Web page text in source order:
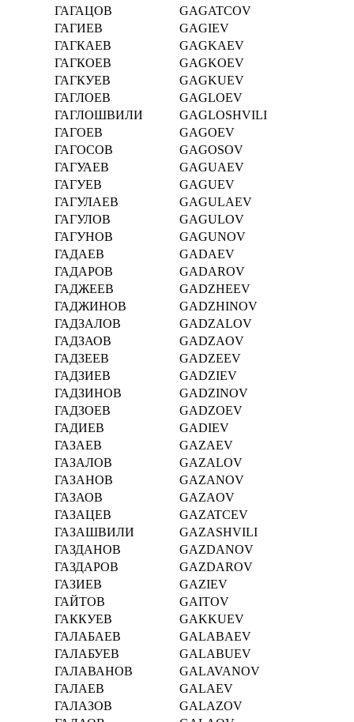
ГАГАЦОВ
GAGATCOV
ГАГИЕВ
GAGIEV
ГАГКАЕВ
GAGKAEV
ГАГКОЕВ
GAGKOEV
ГАГКУЕВ
GAGKUEV
ГАГЛОЕВ
GAGLOEV
ГАГЛОШВИЛИ
GAGLOSHVILI
ГАГОЕВ
GAGOEV
ГАГОСОВ
GAGOSOV
ГАГУАЕВ
GAGUAEV
ГАГУЕВ
GAGUEV
ГАГУЛАЕВ
GAGULAEV
ГАГУЛОВ
GAGULOV
ГАГУНОВ
GAGUNOV
ГАДАЕВ
GADAEV
ГАДАРОВ
GADAROV
ГАДЖЕЕВ
GADZHEEV
ГАДЖИНОВ
GADZHINOV
ГАДЗАЛОВ
GADZALOV
ГАДЗАОВ
GADZAOV
ГАДЗЕЕВ
GADZEEV
ГАДЗИЕВ
GADZIEV
ГАДЗИНОВ
GADZINOV
ГАДЗОЕВ
GADZOEV
ГАДИЕВ
GADIEV
ГАЗАЕВ
GAZAEV
ГАЗАЛОВ
GAZALOV
ГАЗАНОВ
GAZANOV
ГАЗАОВ
GAZAOV
ГАЗАЦЕВ
GAZATCEV
ГАЗАШВИЛИ
GAZASHVILI
ГАЗДАНОВ
GAZDANOV
ГАЗДАРОВ
GAZDAROV
ГАЗИЕВ
GAZIEV
ГАЙТОВ
GAITOV
ГАККУЕВ
GAKKUEV
ГАЛАБАЕВ
GALABAEV
ГАЛАБУЕВ
GALABUEV
ГАЛАВАНОВ
GALAVANOV
ГАЛАЕВ
GALAEV
ГАЛАЗОВ
GALAZOV